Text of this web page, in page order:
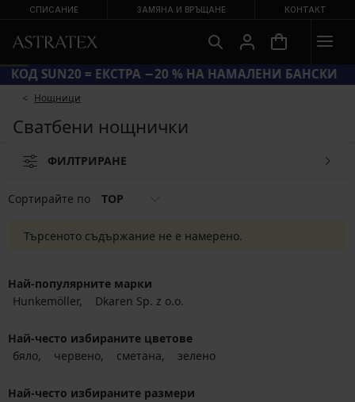
СПИСАНИЕ ЗАМЯНА И ВРЪЩАНЕ КОНТАКТ
КОД SUN20 = ЕКСТРА −20 % НА НАМАЛЕНИ БАНСКИ
Hощници
Сватбени нощнички
ФИЛТРИРАНЕ
Сортирайте по TOP
Търсеното съдържание не е намерено.
Най-популярните марки
Hunkemöller
Dkaren Sp. z o.o.
Най-често избираните цветове
бяло
червено сметана зелено
Най-често избираните размери